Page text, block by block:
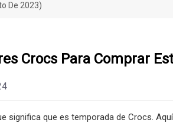
De 2023)
Crocs Para Comprar
significa que es temporada de Crocs.